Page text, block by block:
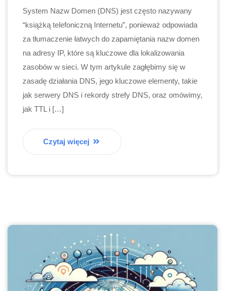
System Nazw Domen (DNS) jest często nazywany
“książką telefoniczną Internetu”, ponieważ odpowiada
za tłumaczenie łatwych do zapamiętania nazw domen
na adresy IP, które są kluczowe dla lokalizowania
zasobów w sieci. W tym artykule zagłębimy się w
zasadę działania DNS, jego kluczowe elementy, takie
jak serwery DNS i rekordy strefy DNS, oraz omówimy,
jak TTL i […]
Czytaj więcej